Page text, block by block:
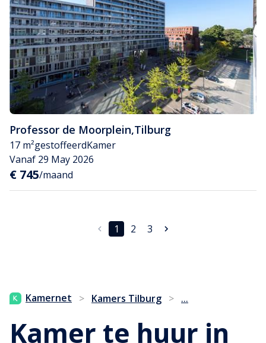
Professor de Moorplein,Tilburg
17 m²gestoffeerdKamer
Vanaf 29 May 2026
€ 745/maand
1 2 3
Kamernet > Kamers Tilburg > ...
Kamer te huur in